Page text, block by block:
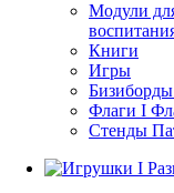
Модули
Книги
Игры
Флаги I
Стенды